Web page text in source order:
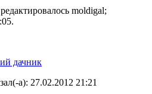
moldigal;
.
а): 27.02.2012 21:21